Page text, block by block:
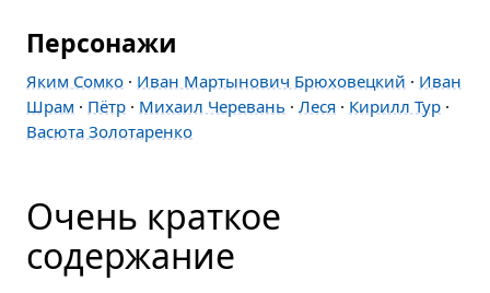
Персонажи
Яким Сомко · Иван Мартынович Брюховецкий · Иван
Шрам · Пётр · Михаил Черевань · Леся · Кирилл Тур ·
Васюта Золотаренко
Очень краткое
содержание